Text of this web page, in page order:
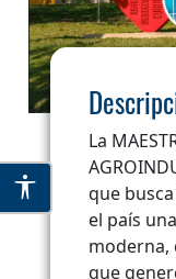
La
que
el país
moderna,
que